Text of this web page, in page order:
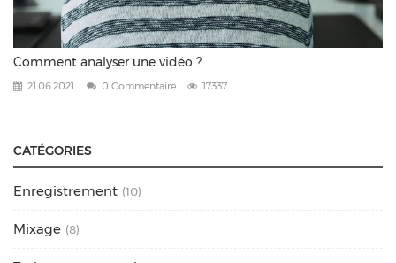
Comment analyser une vidéo ?
21.06.2021 0 Commentaire 17337
CATÉGORIES
Enregistrement (10)
Mixage (8)